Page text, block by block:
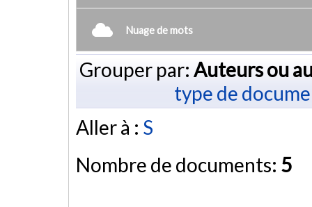
Nuage de mots
Grouper par: Auteurs ou
type de
Aller à : S
Nombre de documents: 5